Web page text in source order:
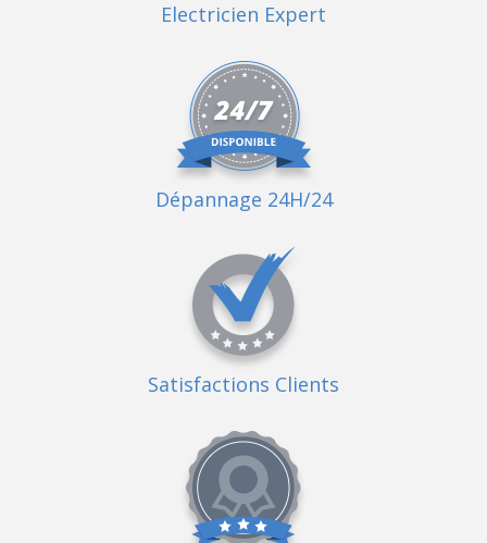
Electricien Expert
Dépannage 24H/24
Satisfactions Clients